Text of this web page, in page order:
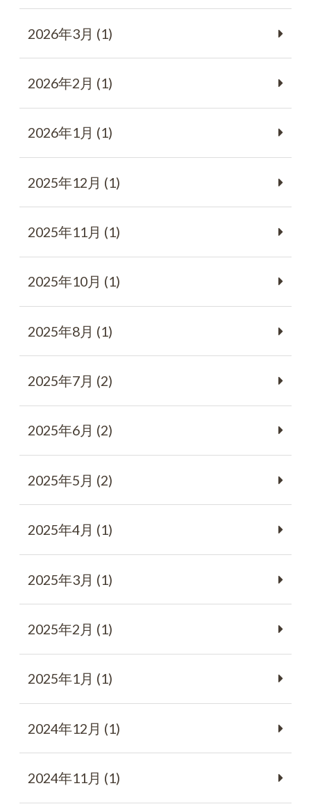
2026年3月 (1)
2026年2月 (1)
2026年1月 (1)
2025年12月 (1)
2025年11月 (1)
2025年10月 (1)
2025年8月 (1)
2025年7月 (2)
2025年6月 (2)
2025年5月 (2)
2025年4月 (1)
2025年3月 (1)
2025年2月 (1)
2025年1月 (1)
2024年12月 (1)
2024年11月 (1)